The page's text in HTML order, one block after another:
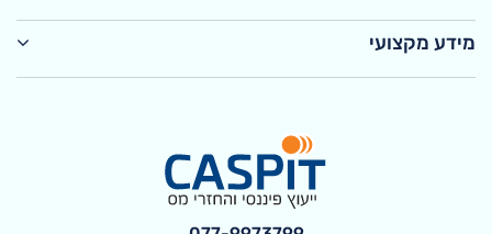
מידע מקצועי